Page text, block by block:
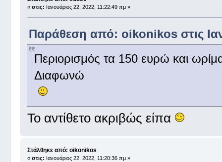
« στις: Ιανουάριος 22, 2022, 11:22:49 πμ »
Παράθεση από: oikonikos στις
Περιορισμός τα 150 ευρώ και
Διαφωνώ
Το αντίθετο ακριβώς είπα
Στάλθηκε από: oikonikos
« στις: Ιανουάριος 22, 2022, 11:20:36 πμ »